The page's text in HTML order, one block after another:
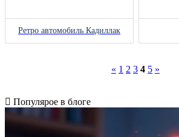
Ретро автомобиль Кадиллак
« 1 2 3 4 5 »
Популярое в блоге